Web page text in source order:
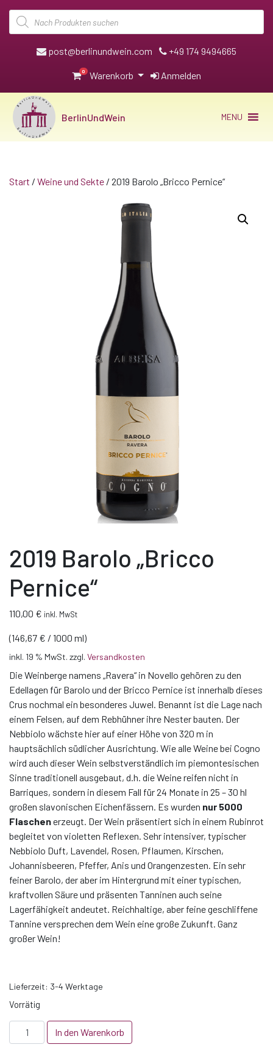
Products
search
post@berlinundwein.com +49 174 9494665
0 Warenkorb Anmelden
BerlinUndWein MENU
Start / Weine und Sekte / 2019 Barolo „Bricco Pernice“
2019 Barolo „Bricco
Pernice“
110,00 € inkl. MwSt
(146,67 € / 1000 ml)
inkl. 19 % MwSt. zzgl. Versandkosten
Die Weinberge namens „Ravera“ in Novello gehören zu den
Edellagen für Barolo und der Bricco Pernice ist innerhalb dieses
Crus nochmal ein besonderes Juwel. Benannt ist die Lage nach
einem Felsen, auf dem Rebhühner ihre Nester bauten. Der
Nebbiolo wächste hier auf einer Höhe von 320 m in
hauptsächlich südlicher Ausrichtung. Wie alle Weine bei Cogno
wird auch dieser Wein selbstverständlich im piemontesischen
Sinne traditionell ausgebaut, d.h. die Weine reifen nicht in
Barriques, sondern in diesem Fall für 24 Monate in 25 – 30 hl
großen slavonischen Eichenfässern. Es wurden nur 5000
Flaschenerzeugt. Der Wein präsentiert sich in einem Rubinrot
begleitet von violetten Reflexen. Sehr intensiver, typischer
Nebbiolo Duft, Lavendel, Rosen, Pflaumen, Kirschen,
Johannisbeeren, Pfeffer, Anis und Orangenzesten. Ein sehr
feiner Barolo, der aber im Hintergrund mit einer typischen,
kraftvollen Säure und präsenten Tanninen auch seine
Lagerfähigkeit andeutet. Reichhaltige, aber feine geschliffene
Tannine versprechen dem Wein eine große Zukunft. Ganz
großer Wein!
Lieferzeit: 3-4 Werktage
Vorrätig
2019
Barolo
In den Warenkorb